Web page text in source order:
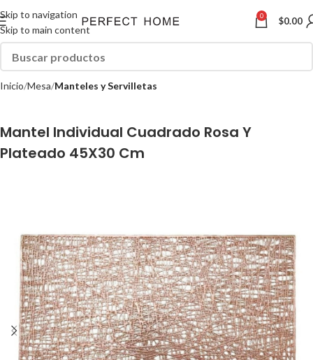
Skip to navigation
Skip to main content
0 $0.00
Inicio Mesa Manteles y Servilletas
Mantel Individual Cuadrado Rosa Y
Plateado 45X30 Cm